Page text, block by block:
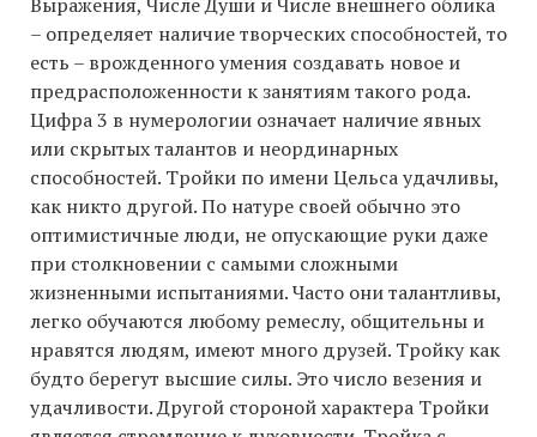
– определяет наличие творческих способностей, то
есть – врожденного умения создавать новое и
предрасположенности к занятиям такого рода.
Цифра 3 в нумерологии означает наличие явных
или скрытых талантов и неординарных
способностей. Тройки по имени Цельса удачливы,
как никто другой. По натуре своей обычно это
оптимистичные люди, не опускающие руки даже
при столкновении с самыми сложными
жизненными испытаниями. Часто они талантливы,
легко обучаются любому ремеслу, общительны и
нравятся людям, имеют много друзей. Тройку как
будто берегут высшие силы. Это число везения и
удачливости. Другой стороной характера Тройки